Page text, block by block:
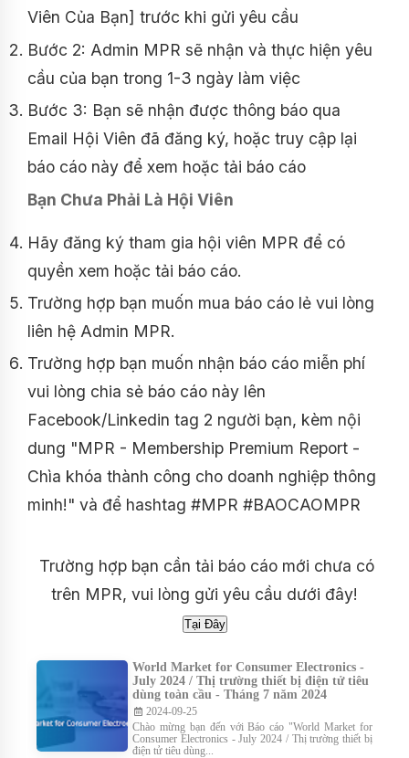
Viên Của Bạn] trước khi gửi yêu cầu
Bước 2: Admin MPR sẽ nhận và thực hiện yêu
cầu của bạn trong 1-3 ngày làm việc
Bước 3: Bạn sẽ nhận được thông báo qua
Email Hội Viên đã đăng ký, hoặc truy cập lại
báo cáo này để xem hoặc tải báo cáo
Bạn Chưa Phải Là Hội Viên
Hãy đăng ký tham gia hội viên MPR để có
quyền xem hoặc tải báo cáo.
Trường hợp bạn muốn mua báo cáo lẻ vui lòng
liên hệ Admin MPR.
Trường hợp bạn muốn nhận báo cáo miễn phí
vui lòng chia sẻ báo cáo này lên
Facebook/Linkedin tag 2 người bạn, kèm nội
dung "MPR - Membership Premium Report -
Chìa khóa thành công cho doanh nghiệp thông
minh!" và để hashtag #MPR #BAOCAOMPR
Trường hợp bạn cần tải báo cáo mới chưa có
trên MPR, vui lòng gửi yêu cầu dưới đây!
World Market for Consumer Electronics -
July 2024 / Thị trường thiết bị điện tử tiêu
dùng toàn cầu - Tháng 7 năm 2024
2024-09-25
Chào mừng bạn đến với Báo cáo "World Market for
Consumer Electronics - July 2024 / Thị trường thiết bị
điện tử tiêu dùng...